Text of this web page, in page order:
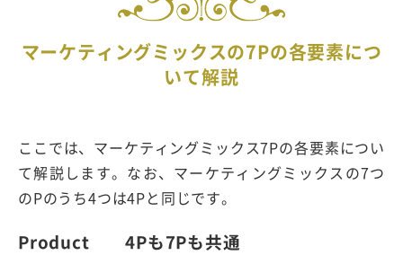
マーケティングミックスの7Pの各要素につ
いて解説
ここでは、マーケティングミックス7Pの各要素につい
て解説します。なお、マーケティングミックスの7つ
のPのうち4つは4Pと同じです。
Product 4Pも7Pも共通